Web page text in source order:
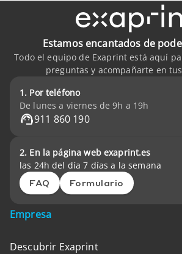
Estamos encantados de
Todo el equipo de Exaprint está aquí
preguntas y acompañarte en
1. Por teléfono
De lunes a viernes de 9h a 19h
911 860 190
2. En la página web exaprint.es
las 24h del día 7 días a la semana
FAQ Formulario
Empresa
Descubrir Exaprint